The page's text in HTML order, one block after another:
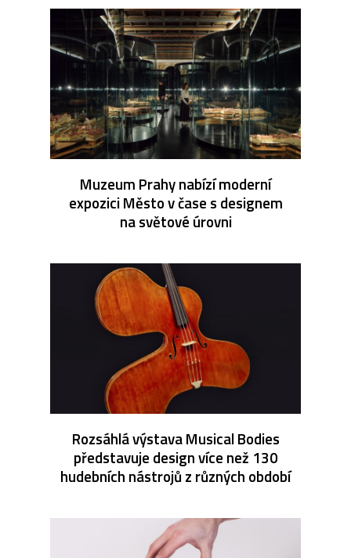
Muzeum Prahy nabízí moderní
expozici Město v čase s designem
na světové úrovni
Rozsáhlá výstava Musical Bodies
představuje design více než 130
hudebních nástrojů z různých období